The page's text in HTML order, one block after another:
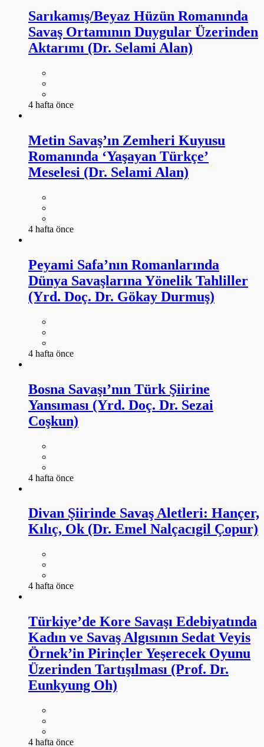
Sarıkamış/Beyaz Hüzün Romanında
Savaş Ortamının Duygular Üzerinden
Aktarımı (Dr. Selami Alan)
4 hafta önce
Metin Savaş’ın Zemheri Kuyusu
Romanında ‘Yaşayan Türkçe’
Meselesi (Dr. Selami Alan)
4 hafta önce
Peyami Safa’nın Romanlarında
Dünya Savaşlarına Yönelik Tahliller
(Yrd. Doç. Dr. Gökay Durmuş)
4 hafta önce
Bosna Savaşı’nın Türk Şiirine
Yansıması (Yrd. Doç. Dr. Sezai
Coşkun)
4 hafta önce
Divan Şiirinde Savaş Aletleri: Hançer,
Kılıç, Ok (Dr. Emel Nalçacıgil Çopur)
4 hafta önce
Türkiye’de Kore Savaşı Edebiyatında
Kadın ve Savaş Algısının Sedat Veyis
Örnek’in Pirinçler Yeşerecek Oyunu
Üzerinden Tartışılması (Prof. Dr.
Eunkyung Oh)
4 hafta önce